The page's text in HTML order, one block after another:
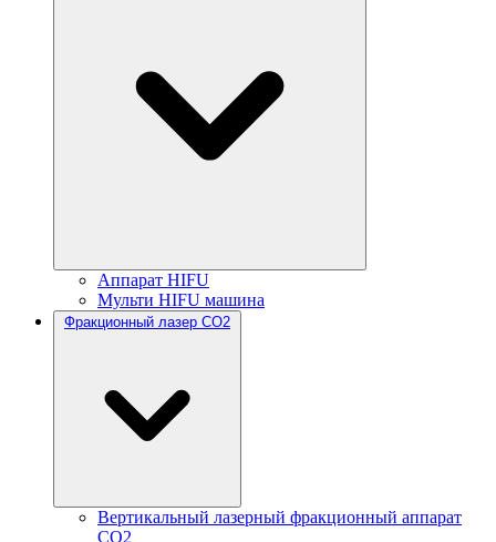
Аппарат HIFU
Мульти HIFU машина
Фракционный лазер CO2
Вертикальный лазерный фракционный аппарат
CO2